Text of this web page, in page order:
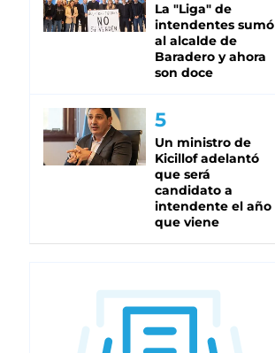
La "Liga" de
intendentes sumó
al alcalde de
Baradero y ahora
son doce
Un ministro de
Kicillof adelantó
que será
candidato a
intendente el año
que viene